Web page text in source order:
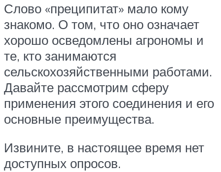
Слово «преципитат» мало кому
знакомо. О том, что оно означает
хорошо осведомлены агрономы и
те, кто занимаются
сельскохозяйственными работами.
Давайте рассмотрим сферу
применения этого соединения и его
основные преимущества.
Извините, в настоящее время нет
доступных опросов.